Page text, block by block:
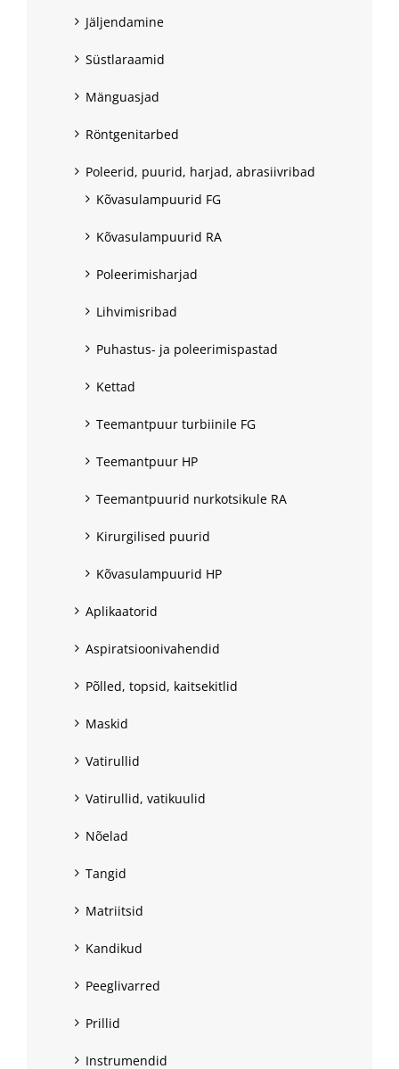
Jäljendamine
Süstlaraamid
Mänguasjad
Röntgenitarbed
Poleerid, puurid, harjad, abrasiivribad
Kõvasulampuurid FG
Kõvasulampuurid RA
Poleerimisharjad
Lihvimisribad
Puhastus- ja poleerimispastad
Kettad
Teemantpuur turbiinile FG
Teemantpuur HP
Teemantpuurid nurkotsikule RA
Kirurgilised puurid
Kõvasulampuurid HP
Aplikaatorid
Aspiratsioonivahendid
Põlled, topsid, kaitsekitlid
Maskid
Vatirullid
Vatirullid, vatikuulid
Nõelad
Tangid
Matriitsid
Kandikud
Peeglivarred
Prillid
Instrumendid